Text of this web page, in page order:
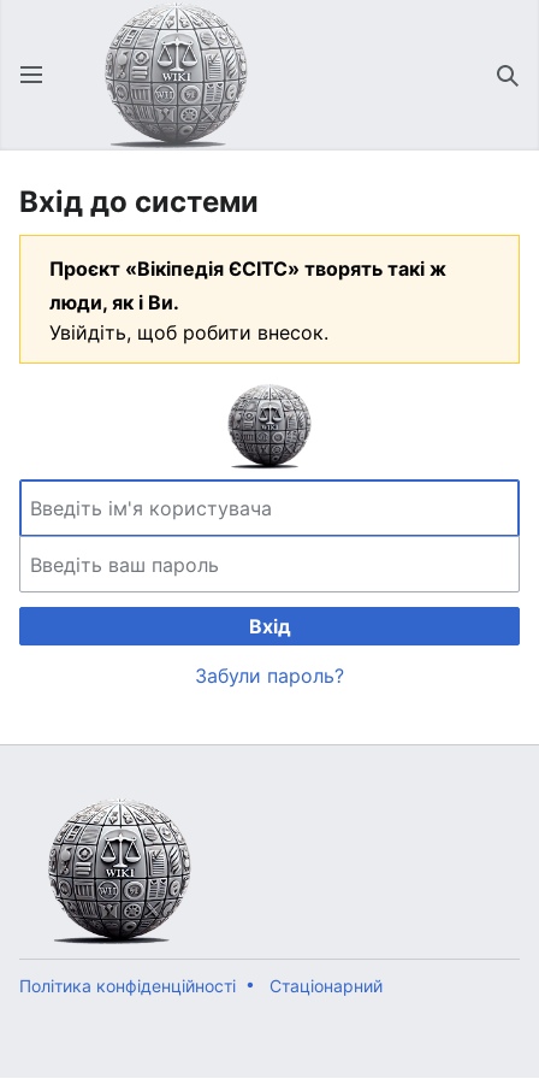
Відкрити головне меню
Вхід до системи
Проєкт «Вікіпедія ЄСІТС» творять такі ж
люди, як і Ви.
Увійдіть, щоб робити внесок.
Вхід
Забули пароль?
Політика конфіденційності Стаціонарний